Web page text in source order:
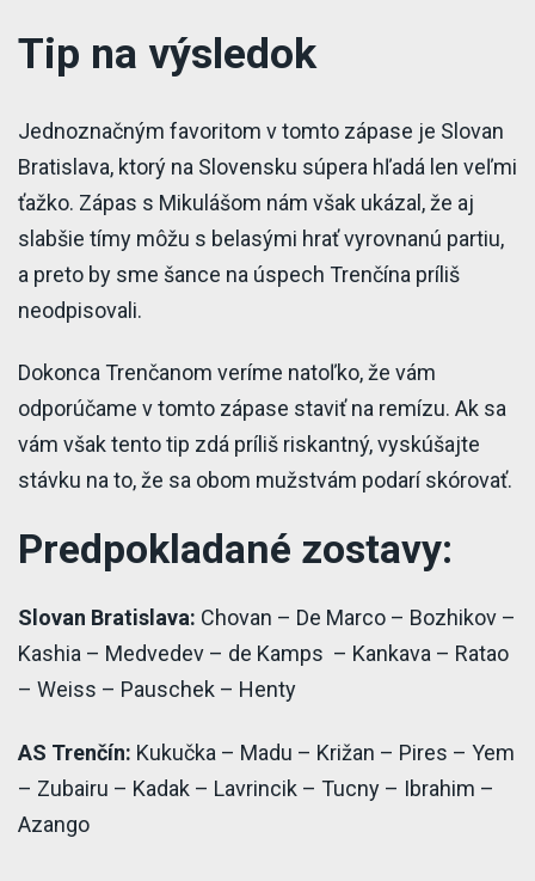
Tip na výsledok
Jednoznačným favoritom v tomto zápase je Slovan
Bratislava, ktorý na Slovensku súpera hľadá len veľmi
ťažko. Zápas s Mikulášom nám však ukázal, že aj
slabšie tímy môžu s belasými hrať vyrovnanú partiu,
a preto by sme šance na úspech Trenčína príliš
neodpisovali.
Dokonca Trenčanom veríme natoľko, že vám
odporúčame v tomto zápase staviť na remízu. Ak sa
vám však tento tip zdá príliš riskantný, vyskúšajte
stávku na to, že sa obom mužstvám podarí skórovať.
Predpokladané zostavy:
Slovan Bratislava: Chovan – De Marco – Bozhikov –
Kashia – Medvedev – de Kamps – Kankava – Ratao
– Weiss – Pauschek – Henty
AS Trenčín: Kukučka – Madu – Križan – Pires – Yem
– Zubairu – Kadak – Lavrincik – Tucny – Ibrahim –
Azango